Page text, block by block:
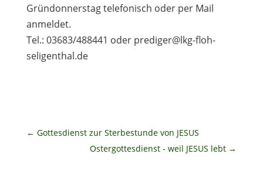
Gründonnerstag telefonisch oder per Mail
anmeldet.
Tel.: 03683/488441 oder prediger@lkg-floh-
seligenthal.de
← Gottesdienst zur Sterbestunde von JESUS
Ostergottesdienst - weil JESUS lebt →